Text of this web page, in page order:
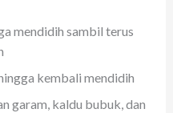
mendidih sambil terus
kembali mendidih
garam, kaldu bubuk, dan